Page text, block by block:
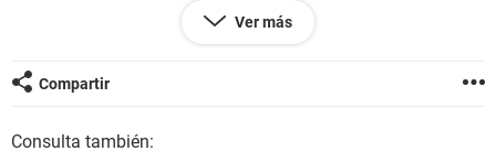
¿puede tener alguna enfermedad?
Ver más
Compartir
Consulta también: